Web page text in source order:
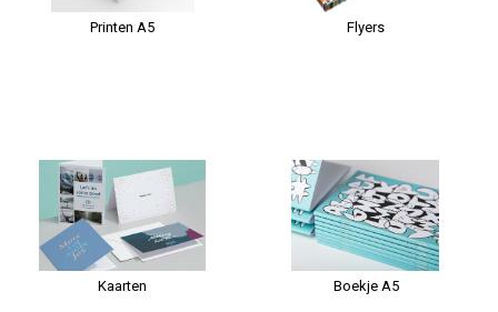
Printen A5 Flyers
Kaarten Boekje A5